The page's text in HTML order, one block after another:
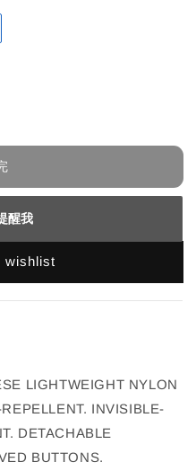
醒我
wishlist
LIGHTWEIGHT NYLON
INVISIBLE-
DETACHABLE
BUTTONS.